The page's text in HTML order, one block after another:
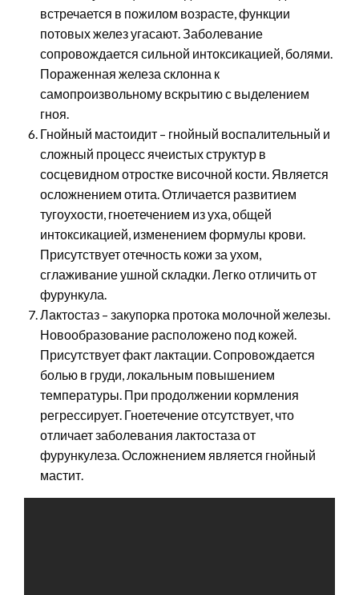
встречается в пожилом возрасте, функции
потовых желез угасают. Заболевание
сопровождается сильной интоксикацией, болями.
Пораженная железа склонна к
самопроизвольному вскрытию с выделением
гноя.
Гнойный мастоидит – гнойный воспалительный и
сложный процесс ячеистых структур в
сосцевидном отростке височной кости. Является
осложнением отита. Отличается развитием
тугоухости, гноетечением из уха, общей
интоксикацией, изменением формулы крови.
Присутствует отечность кожи за ухом,
сглаживание ушной складки. Легко отличить от
фурункула.
Лактостаз – закупорка протока молочной железы.
Новообразование расположено под кожей.
Присутствует факт лактации. Сопровождается
болью в груди, локальным повышением
температуры. При продолжении кормления
регрессирует. Гноетечение отсутствует, что
отличает заболевания лактостаза от
фурункулеза. Осложнением является гнойный
мастит.